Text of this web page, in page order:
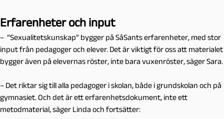
Erfarenheter och input
– ”Sexualitetskunskap” bygger på SåSants erfarenheter, med stor
input från pedagoger och elever. Det är viktigt för oss att materialet
bygger även på elevernas röster, inte bara vuxenröster, säger Sara.
– Det riktar sig till alla pedagoger i skolan, både i grundskolan och på
gymnasiet. Och det är ett erfarenhetsdokument, inte ett
metodmaterial, säger Linda och fortsätter: